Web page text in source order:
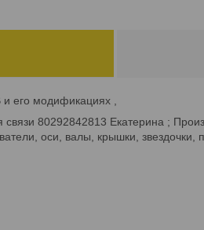
его модификациях ,
связи 80292842813 Екатерина ;
оси, валы, крышки,